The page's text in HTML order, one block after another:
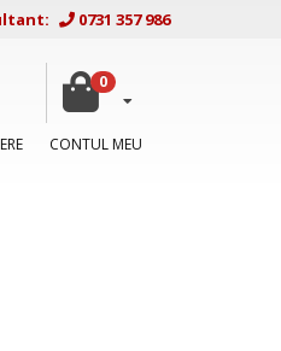
0731 357 986
0
CONTUL MEU